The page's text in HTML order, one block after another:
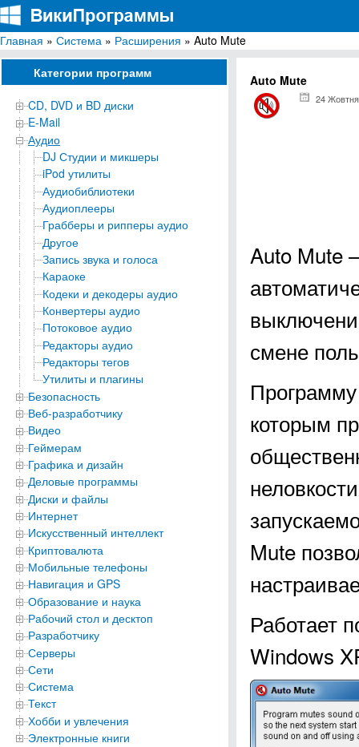
ВикиПрограммы
Энциклопедия бесплатных компьютерных программ для Windows
Главная » Система » Расширения » Auto Mute
Категории программ
CD, DVD и BD диски
E-Mail
Аудио
DJ Студии и микшеры
iPod утилиты
Аудиобиблиотеки
Аудиоплееры
Грабберы и рипперы аудио
Другое
Запись звука и голоса
Караоке
Кодеки и декодеры аудио
Конвертеры аудио
Потоковое аудио
Редакторы аудио
Редакторы тегов
Утилиты и плагины
Безопасность
Веб-разработчику
Видео
Геймерам
Графика и дизайн
Деловые программы
Диски и файлы
Интернет
Искусственный интеллект
Криптовалюта
Мобильные телефоны
Навигация и GPS
Образование и наука
Рабочий стол и десктоп
Разработчику
Серверы
Сети
Система
Текст
Хобби и увлечения
Электронные книги
Auto Mute
24
Auto Mute
смене
которым
Mute
Работает
Windows